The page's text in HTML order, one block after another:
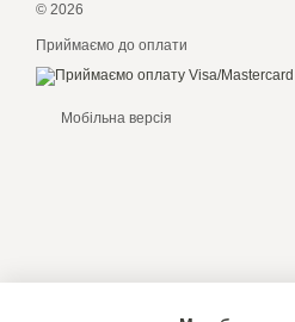
© 2026
Приймаємо до оплати
Мобільна версія